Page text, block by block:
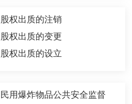
股权出质的注销
股权出质的变更
股权出质的设立
民用爆炸物品公共安全监督